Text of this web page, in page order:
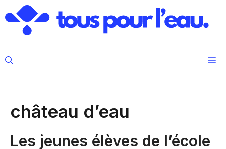
au
contenu
château d’eau
Les jeunes élèves de l’école